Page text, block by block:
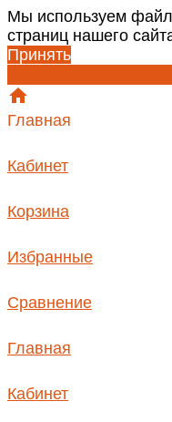
Мы используем
страниц нашего
Принять
Главная
Кабинет
Корзина
Избранные
Сравнение
Главная
Кабинет